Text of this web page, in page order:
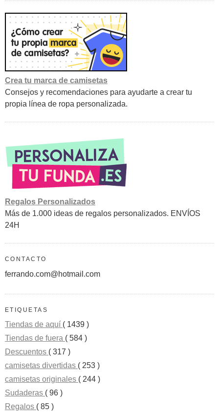
Crea tu marca de camisetas
Consejos y recomendaciones para ayudarte a crear tu
propia línea de ropa personalizada.
Regalos Personalizados
Más de 1.000 ideas de regalos personalizados. ENVÍOS
24H
CONTACTO
ferrando.com@hotmail.com
ETIQUETAS
Tiendas de aquí ( 1439 )
Tiendas de fuera ( 584 )
Descuentos ( 317 )
camisetas divertidas ( 253 )
camisetas originales ( 244 )
Sudaderas ( 96 )
Regalos ( 85 )